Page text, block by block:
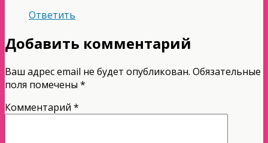
Ответить
Добавить комментарий
Ваш адрес email не будет опубликован. Обязательные
поля помечены *
Комментарий *